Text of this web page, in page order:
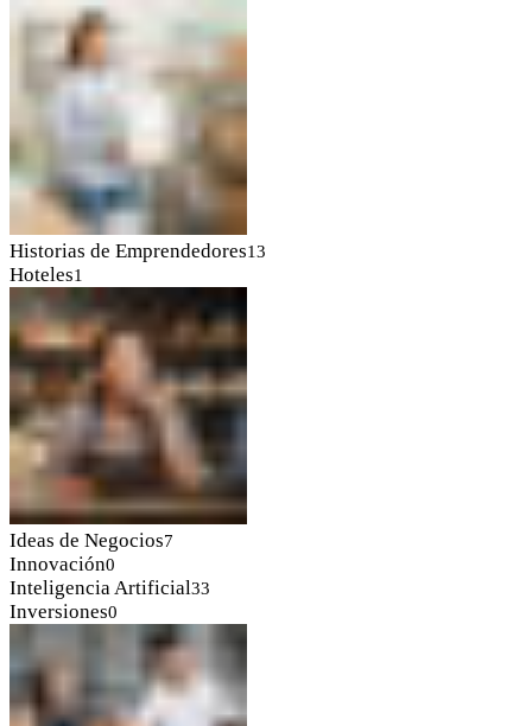
Historias de Emprendedores13
Hoteles1
Ideas de Negocios7
Innovación0
Inteligencia Artificial33
Inversiones0